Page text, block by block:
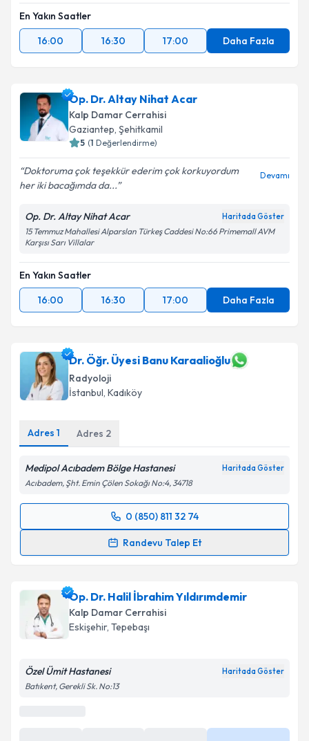
En Yakın Saatler
16:00
16:30 17:00 Daha Fazla
Op. Dr. Altay Nihat Acar
Kalp Damar Cerrahisi
Gaziantep, Şehitkamil
5 (1 Değerlendirme)
Doktoruma çok teşekkür ederim çok korkuyordum
her iki bacağımda da...
Devamı
Op. Dr. Altay Nihat Acar Haritada Göster
15 Temmuz Mahallesi Alparslan Türkeş Caddesi No:66 Primemall AVM
Karşısı Sarı Villalar
En Yakın Saatler
16:00
16:30 17:00 Daha Fazla
Dr. Öğr. Üyesi Banu Karaalioğlu
Radyoloji
İstanbul, Kadıköy
Adres 1 Adres 2
Medipol Acıbadem Bölge Hastanesi Haritada Göster
Acıbadem, Şht. Emin Çölen Sokağı No:4, 34718
0 (850) 811 32 74
Randevu Talep Et
Randevu Takvimi Talebi
almanız için bir takvim hazırlandığında e-posta ile
bilgilendireceğiz.
E-posta Adresiniz
kapsamda işlenmesini kabul ediyorum.
Op. Dr. Halil İbrahim Yıldırımdemir
Kalp Damar Cerrahisi
Eskişehir, Tepebaşı
Özel Ümit Hastanesi Haritada Göster
Batıkent, Gerekli Sk. No:13